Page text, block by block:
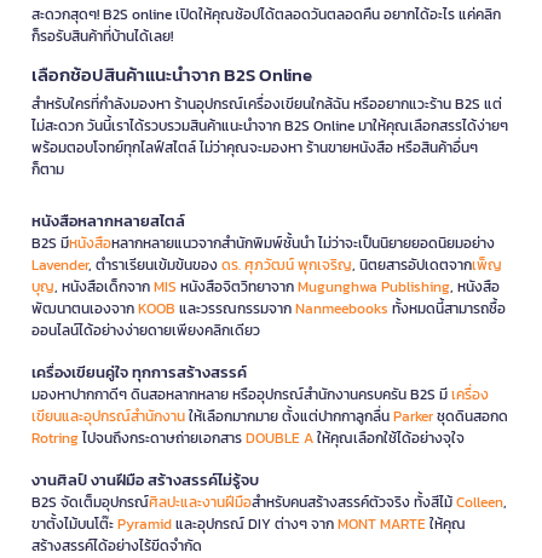
สะดวกสุดๆ! B2S online เปิดให้คุณช้อปได้ตลอดวันตลอดคืน อยากได้อะไร แค่คลิก
ก็รอรับสินค้าที่บ้านได้เลย!
เลือกช้อปสินค้าแนะนำจาก B2S Online
สำหรับใครที่กำลังมองหา ร้านอุปกรณ์เครื่องเขียนใกล้ฉัน หรืออยากแวะร้าน B2S แต่
ไม่สะดวก วันนี้เราได้รวบรวมสินค้าแนะนำจาก B2S Online มาให้คุณเลือกสรรได้ง่ายๆ
พร้อมตอบโจทย์ทุกไลฟ์สไตล์ ไม่ว่าคุณจะมองหา ร้านขายหนังสือ หรือสินค้าอื่นๆ
ก็ตาม
หนังสือหลากหลายสไตล์
B2S มีหนังสือหลากหลายแนวจากสำนักพิมพ์ชั้นนำ ไม่ว่าจะเป็นนิยายยอดนิยมอย่าง
Lavender, ตำราเรียนเข้มข้นของดร. ศุภวัฒน์ พุกเจริญ, นิตยสารอัปเดตจากเพ็ญ
บุญ, หนังสือเด็กจากMIS หนังสือจิตวิทยาจากMugunghwa Publishing, หนังสือ
พัฒนาตนเองจากKOOB และวรรณกรรมจากNanmeebooks ทั้งหมดนี้สามารถซื้อ
ออนไลน์ได้อย่างง่ายดายเพียงคลิกเดียว
เครื่องเขียนคู่ใจ ทุกการสร้างสรรค์
มองหาปากกาดีๆ ดินสอหลากหลาย หรืออุปกรณ์สำนักงานครบครัน B2S มีเครื่อง
เขียนและอุปกรณ์สำนักงานให้เลือกมากมาย ตั้งแต่ปากกาลูกลื่นParkerชุดดินสอกด
Rotringไปจนถึงกระดาษถ่ายเอกสารDOUBLE Aให้คุณเลือกใช้ได้อย่างจุใจ
งานศิลป์ งานฝีมือ สร้างสรรค์ไม่รู้จบ
B2S จัดเต็มอุปกรณ์ศิลปะและงานฝีมือสำหรับคนสร้างสรรค์ตัวจริง ทั้งสีไม้Colleen,
ขาตั้งไม้บนโต๊ะPyramidและอุปกรณ์ DIY ต่างๆ จากMONT MARTEให้คุณ
สร้างสรรค์ได้อย่างไร้ขีดจำกัด